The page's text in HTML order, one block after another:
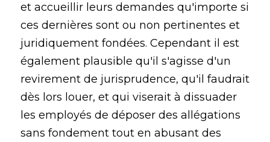
et accueillir leurs demandes qu'importe si
ces dernières sont ou non pertinentes et
juridiquement fondées. Cependant il est
également plausible qu'il s'agisse d'un
revirement de jurisprudence, qu'il faudrait
dès lors louer, et qui viserait à dissuader
les employés de déposer des allégations
sans fondement tout en abusant des